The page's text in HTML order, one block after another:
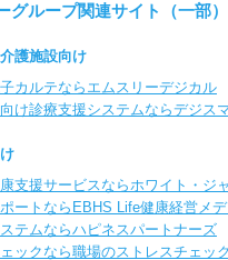
グループ関連サイト（一部）
護施設向け
カルテならエムスリーデジカル
け診療支援システムならデジス
支援サービスならホワイト・ジ
ートならEBHS Life健康経営メ
テムならハピネスパートナーズ
ックなら職場のストレスチェッ